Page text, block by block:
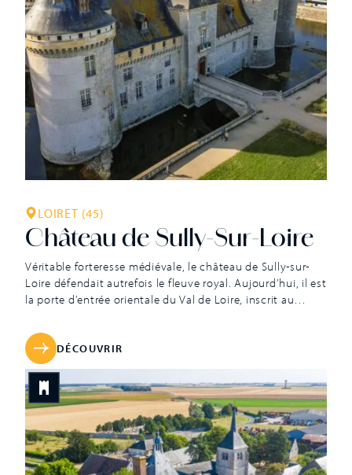
LOIRET (45)
Château de Sully-Sur-Loire
Véritable forteresse médiévale, le château de Sully-sur-
Loire défendait autrefois le fleuve royal. Aujourd’hui, il est
la porte d’entrée orientale du Val de Loire, inscrit au
historique en 1928, le château entretient sa singulière
allure grâce à ses larges douves encore en eau, son
donjon massif et ses hautes tours avec leur toit en
poivrière. Il reçut d’illustres personnages tel que Jeanne
d’Arc, Louis XIV et Voltaire. On fit état des premières
traces du château en 1102, il était alors un poste de
défense sur la rive gauche de la Loire. Au XIVe siècle,
après […]
DÉCOUVRIR